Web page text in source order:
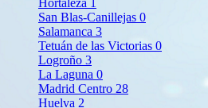
San Blas-Canillejas 0
Salamanca 3
Tetuán de las Victorias 0
Logroño 3
La Laguna 0
Madrid Centro 28
Huelva 2